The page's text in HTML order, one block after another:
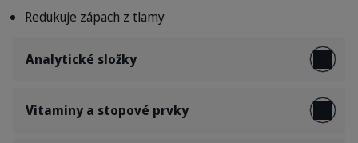
Redukuje zápach z tlamy
Analytické složky
Vitaminy a stopové prvky